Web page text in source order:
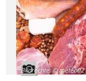
Bildrechte:©